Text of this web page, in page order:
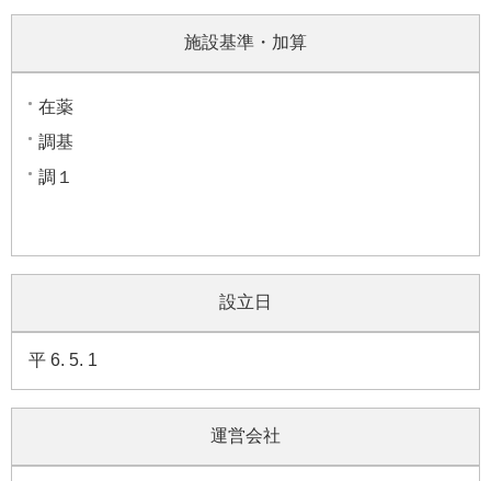
施設基準・加算
在薬
調基
調１
設立日
平 6. 5. 1
運営会社